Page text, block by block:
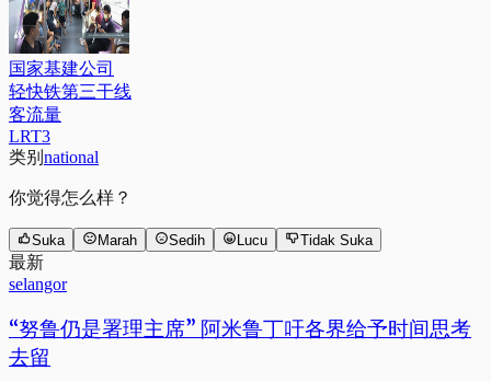
国家基建公司
轻快铁第三干线
客流量
LRT3
类别 national
你觉得怎么样？
Suka Marah Sedih Lucu Tidak Suka
最新
selangor
“努鲁仍是署理主席” 阿米鲁丁吁各界给予时间思考
去留